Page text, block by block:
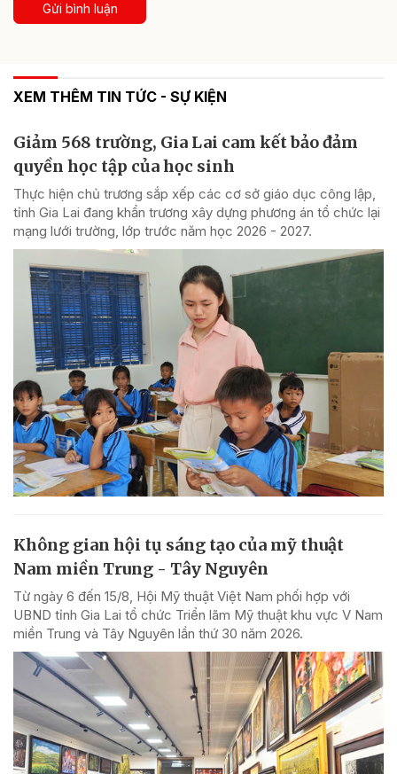
Gửi bình luận
XEM THÊM TIN TỨC - SỰ KIỆN
Giảm 568 trường, Gia Lai cam kết bảo đảm
quyền học tập của học sinh
Thực hiện chủ trương sắp xếp các cơ sở giáo dục công lập,
tỉnh Gia Lai đang khẩn trương xây dựng phương án tổ chức lại
mạng lưới trường, lớp trước năm học 2026 - 2027.
Không gian hội tụ sáng tạo của mỹ thuật
Nam miền Trung - Tây Nguyên
Từ ngày 6 đến 15/8, Hội Mỹ thuật Việt Nam phối hợp với
UBND tỉnh Gia Lai tổ chức Triển lãm Mỹ thuật khu vực V Nam
miền Trung và Tây Nguyên lần thứ 30 năm 2026.